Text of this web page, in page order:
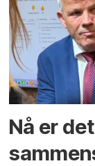
Nå er